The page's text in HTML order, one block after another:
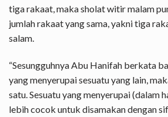
tiga rakaat, maka sholat witir malam
jumlah rakaat yang sama, yakni tiga
salam.
“Sesungguhnya Abu Hanifah berkata
yang menyerupai sesuatu yang lain,
satu. Sesuatu yang menyerupai (dalam
lebih cocok untuk disamakan dengan